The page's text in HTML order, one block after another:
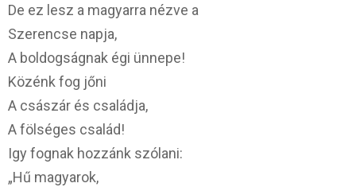
De ez lesz a magyarra nézve a
Szerencse napja,
A boldogságnak égi ünnepe!
Közénk fog jőni
A császár és családja,
A fölséges család!
Igy fognak hozzánk szólani:
„Hű magyarok,